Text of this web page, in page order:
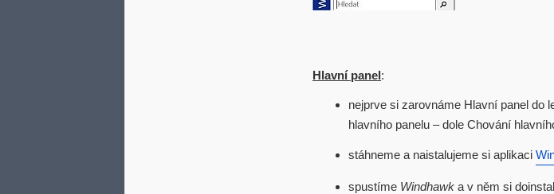
Hlavní panel:
nejprve si zarovnáme Hlavní panel do
hlavního panelu – dole Chování
stáhneme a naistalujeme si aplikaci
spustíme Windhawk a v něm si